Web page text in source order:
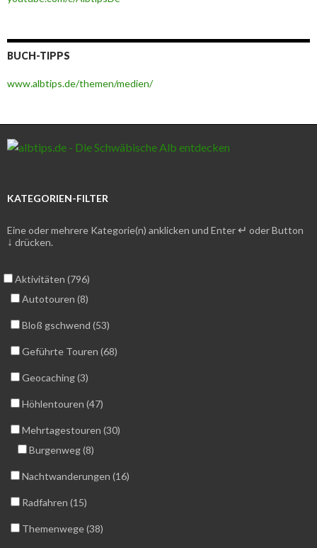
BUCH-TIPPS
www.albtips.de/themen/medien/
KATEGORIEN-FILTER
Eine oder mehrere Kategorie(n) anklicken und Enter ↵ oder Button
↓ drücken.
Aktivitäten (796)
Autotouren (8)
Bloß gschwend (53)
Geführte Touren (68)
Geocaching (3)
Höhlentouren (47)
Mehrtagestouren (30)
Burgenweg (8)
Nachtwanderungen (16)
Radfahren (15)
Themenwege (38)